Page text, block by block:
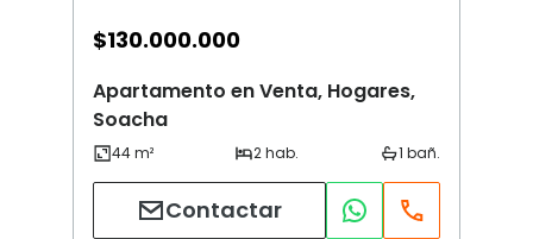
$130.000.000
Apartamento en Venta, Hogares,
Soacha
Contactar